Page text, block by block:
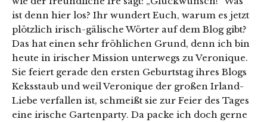
ist denn hier los? Ihr wundert Euch, warum es jetzt
plötzlich irisch-gälische Wörter auf dem Blog gibt?
Das hat einen sehr fröhlichen Grund, denn ich bin
heute in irischer Mission unterwegs zu Veronique.
Sie feiert gerade den ersten Geburtstag ihres Blogs
Keksstaub und weil Veronique der großen Irland-
Liebe verfallen ist, schmeißt sie zur Feier des Tages
eine irische Gartenparty. Da packe ich doch gerne